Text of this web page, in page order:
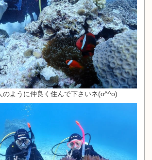
のように仲良く住んで下さいネ(o^^o)